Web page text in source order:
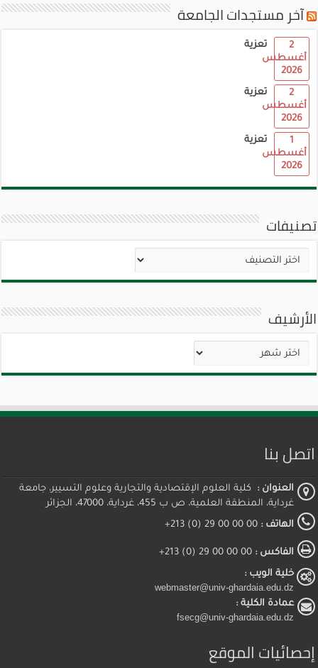
آخر مستجدات الجامعة
تعزية
2
أغسطس
2026
تعزية
2
أغسطس
2026
تعزية
1
أغسطس
2026
تصنيفات
تصنيفات
الأرشيف
الأرشيف
اتصل بنا
العنوان : كلية العلوم الإقتصادية والتجارية وعلوم التسيير، جامعة
غرداية، المنطقة العلمية، ص ب 455، غرداية، 47000، الجزائر
الهاتف : 00 00 00 29 (0) 213+
الفاكس : 00 00 00 29 (0) 213+
خلية الويب :
webmaster@univ-ghardaia.edu.dz
عمادة الكلية :
fsecg@univ-ghardaia.edu.dz
إحصائيات الموقع